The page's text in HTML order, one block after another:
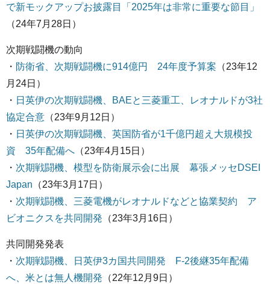
で新モックアップお披露目「2025年は非常に重要な節目」
（24年7月28日）
次期戦闘機の動向
・ 防衛省、次期戦闘機に914億円 24年度予算案 （23年12
月24日）
・ 日英伊の次期戦闘機、BAEと三菱重工、レオナルドが3社
協定合意 （23年9月12日）
・ 日英伊の次期戦闘機、英国防省が1千億円超え大規模投
資 35年配備へ （23年4月15日）
・ 次期戦闘機、模型を防衛展示会に出展 幕張メッセDSEI
Japan （23年3月17日）
・ 次期戦闘機、三菱電機がレオナルドなどと協業契約 ア
ビオニクスを共同開発 （23年3月16日）
共同開発発表
・ 次期戦闘機、日英伊3カ国共同開発 F-2後継35年配備
へ、米とは無人機開発 （22年12月9日）